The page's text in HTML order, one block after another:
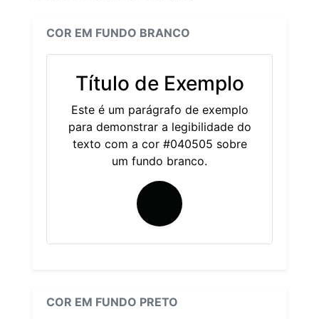
COR EM FUNDO BRANCO
Título de Exemplo
Este é um parágrafo de exemplo
para demonstrar a legibilidade do
texto com a cor #040505 sobre
um fundo branco.
COR EM FUNDO PRETO